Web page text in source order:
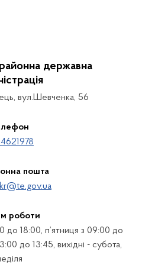
державна
вул.Шевченка, 56
пошта
роботи
до 18:00, п’ятниця з 09:00 до
до 13:45, вихідні - субота,